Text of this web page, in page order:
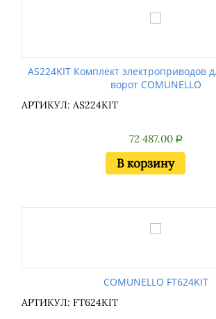
AS224KIT Комплект электроприводов
ворот COMUNELLO
АРТИКУЛ: AS224KIT
72 487.00 Р
В корзину
COMUNELLO FT624KIT
АРТИКУЛ: FT624KIT